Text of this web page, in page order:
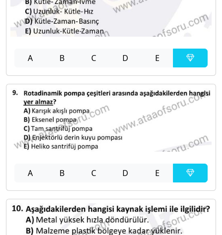
A B C D E
A B C D E